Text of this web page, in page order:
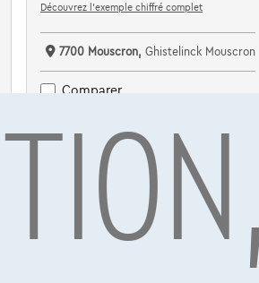
Découvrez l’exemple chiffré complet
7700 Mouscron,Ghistelinck Mouscron
Comparer
NOUVEAU PRIX